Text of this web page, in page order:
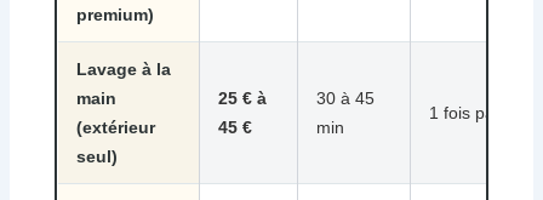
premium)
Lavage à la
main
(extérieur
seul)
25 € à
45 €
30 à 45
min
1 fois par mois